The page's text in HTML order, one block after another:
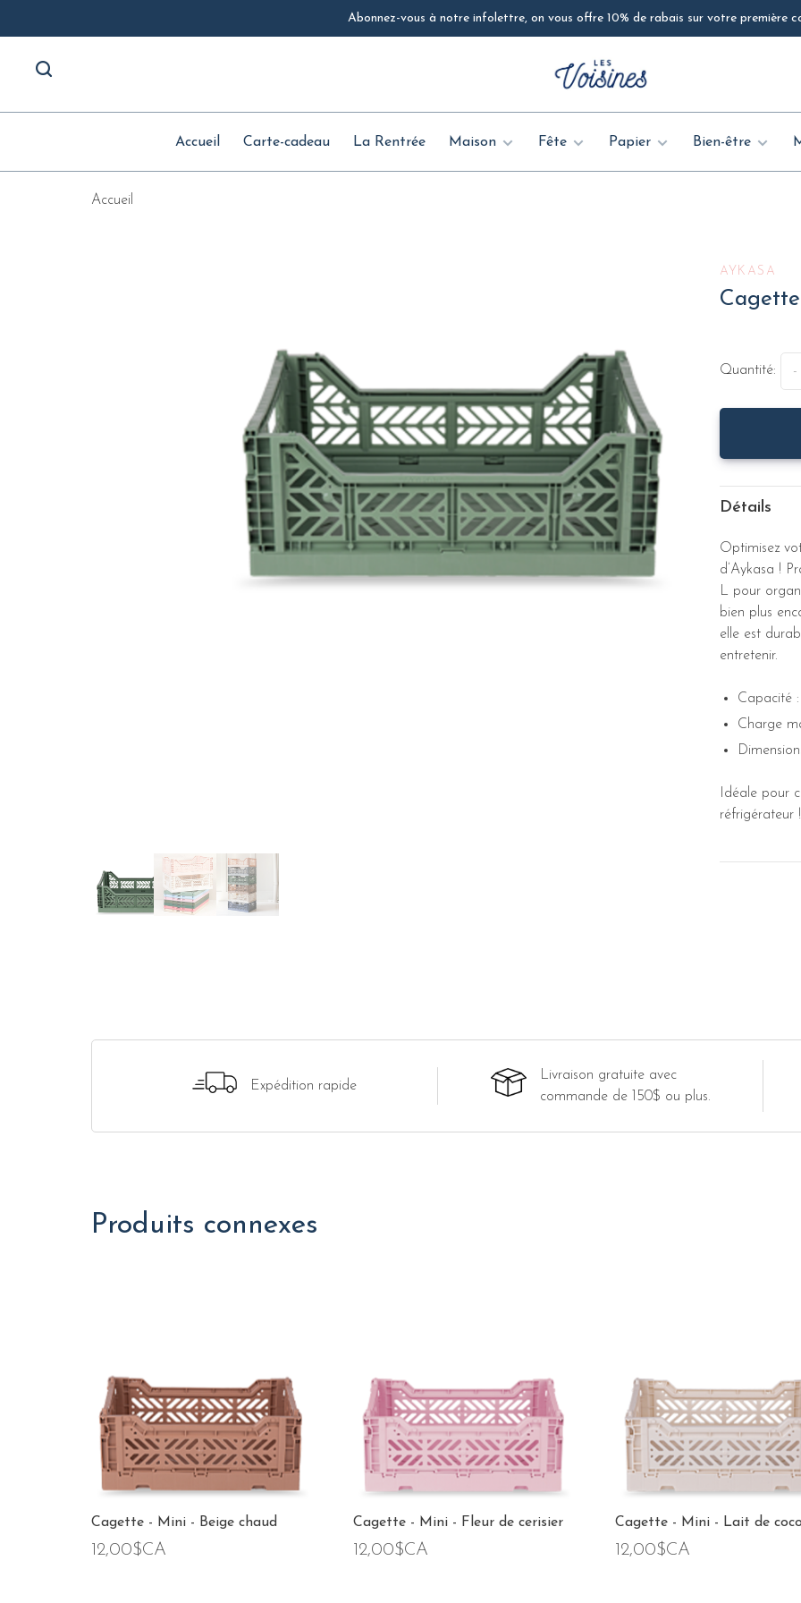
Abonnez-vous à notre infolettre, on vous offre 10% de rabais sur votre première
Accueil Carte-cadeau La Rentrée Maison Fête Papier Bien-être
Accueil
AYKASA
Quantité: -
Détails
Optimisez
d’Aykasa !
L pour
bien plus
elle est
entretenir.
Capacité
Charge
Idéale pour
réfrigérateur !
Expédition rapide
Livraison gratuite avec
commande de 150$ ou plus.
Produits connexes
Cagette - Mini - Beige chaud
12,00$CA
Cagette - Mini - Fleur de cerisier
12,00$CA
Cagette - Mini - Lait de coco
12,00$CA